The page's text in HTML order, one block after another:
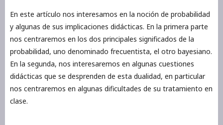
En este artículo nos interesamos en la noción de probabilidad
y algunas de sus implicaciones didácticas. En la primera parte
nos centraremos en los dos principales significados de la
probabilidad, uno denominado frecuentista, el otro bayesiano.
En la segunda, nos interesaremos en algunas cuestiones
didácticas que se desprenden de esta dualidad, en particular
nos centraremos en algunas dificultades de su tratamiento en
clase.